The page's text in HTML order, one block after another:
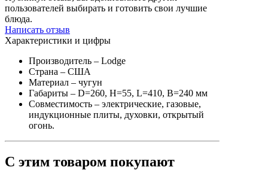
пользователей выбирать и готовить свои лучшие
блюда.
Написать отзыв
Характеристики и цифры
Производитель – Lodge
Страна – США
Материал – чугун
Габариты – D=260, H=55, L=410, B=240 мм
Совместимость – электрические, газовые,
индукционные плиты, духовки, открытый
огонь.
С этим товаром покупают